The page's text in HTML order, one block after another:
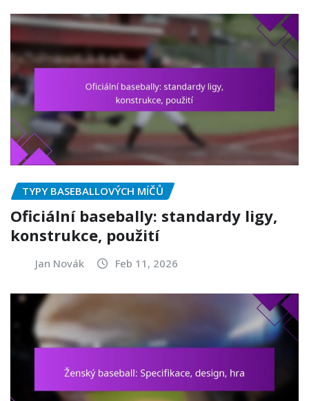
TYPY BASEBALLOVÝCH MÍČŮ
Oficiální basebally: standardy ligy,
konstrukce, použití
Jan Novák Feb 11, 2026